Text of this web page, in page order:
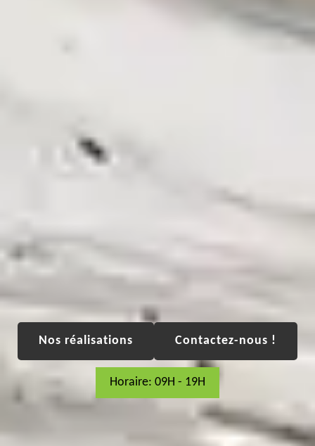
Nos réalisations Contactez-nous !
Horaire: 09H - 19H